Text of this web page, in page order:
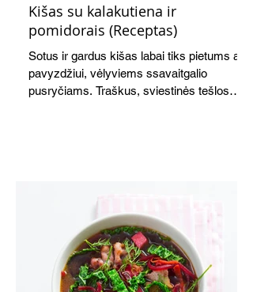
Kišas su kalakutiena ir
pomidorais (Receptas)
Sotus ir gardus kišas labai tiks pietums ar,
pavyzdžiui, vėlyviems ssavaitgalio
pusryčiams. Traškus, sviestinės tešlos
gražiai supjaustyti. Net ir šaltas kišas tiks
ir pusryčiams, ir pietų dėžutei, ir iškylai.